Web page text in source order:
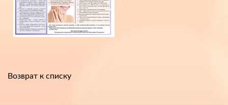
Возврат к списку